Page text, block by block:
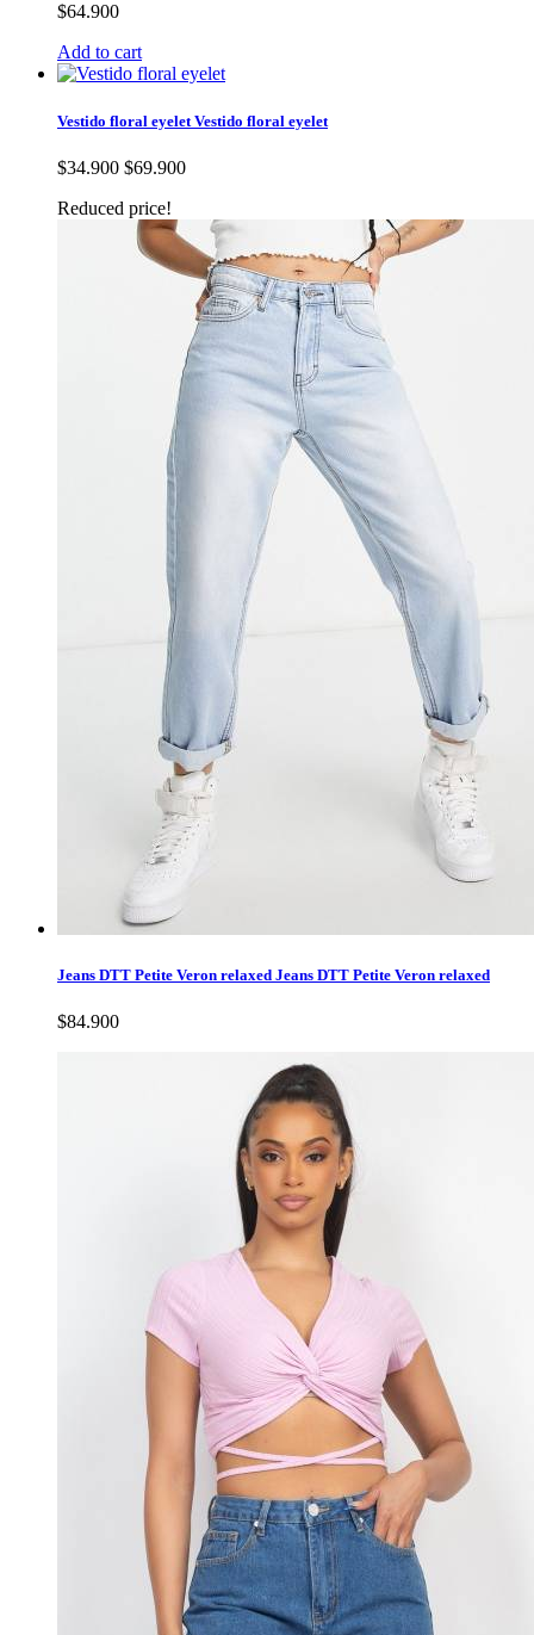
$64.900
Add to cart
Vestido floral eyelet Vestido floral eyelet
$34.900 $69.900
Reduced price!
Jeans DTT Petite Veron relaxed Jeans DTT Petite Veron relaxed
$84.900